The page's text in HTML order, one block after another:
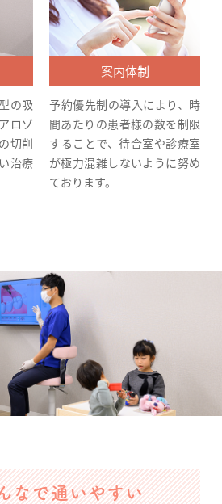
の吸
ロゾ
切削
治療
案内体制
予約優先制の導入により、時
間あたりの患者様の数を制限
することで、待合室や診療室
が極力混雑しないように努め
ております。
なで通いやすい